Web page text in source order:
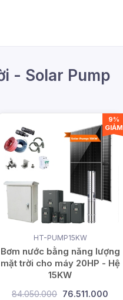
- Solar Pump
HT-PUMP15KW
Bơm nước bằng năng lượng
mặt trời cho máy 20HP - Hệ
15KW
84.050.000 76.511.000
9%
GIẢM